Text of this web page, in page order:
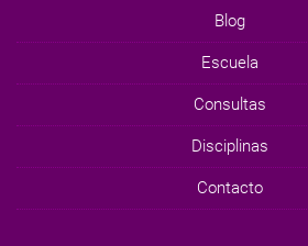
Blog
Escuela
Consultas
Disciplinas
Contacto